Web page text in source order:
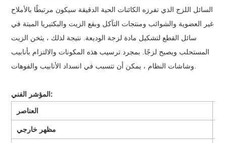
السائل اللزج الذي تفرزه الكائنات الحية الدقيقة سيكون مرتبطًا بالأملاح
غير العضوية والشوائب ومنتجات التآكل وبقع الزيت والبكتيريا الميتة في
سائل القطع لتشكيل مادة لزجة الوديعة. نتيجة لذلك ، يثخن الزيت
المستحلب ويصبح لزجًا. بمجرد ترسيب هذه المكونات والالتزام بأنابيب
المؤشر الفني:
العناصر
مظهر خارجي